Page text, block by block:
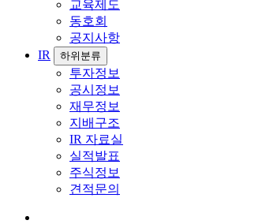
교육제도
동호회
공지사항
IR
하위분류
투자정보
공시정보
재무정보
지배구조
IR 자료실
실적발표
주식정보
견적문의